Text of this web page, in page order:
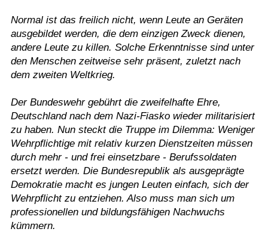
Normal ist das freilich nicht, wenn Leute an Geräten
ausgebildet werden, die dem einzigen Zweck dienen,
andere Leute zu killen. Solche Erkenntnisse sind unter
den Menschen zeitweise sehr präsent, zuletzt nach
dem zweiten Weltkrieg.
Der Bundeswehr gebührt die zweifelhafte Ehre,
Deutschland nach dem Nazi-Fiasko wieder militarisiert
zu haben. Nun steckt die Truppe im Dilemma: Weniger
Wehrpflichtige mit relativ kurzen Dienstzeiten müssen
durch mehr - und frei einsetzbare - Berufssoldaten
ersetzt werden. Die Bundesrepublik als ausgeprägte
Demokratie macht es jungen Leuten einfach, sich der
Wehrpflicht zu entziehen. Also muss man sich um
professionellen und bildungsfähigen Nachwuchs
kümmern.